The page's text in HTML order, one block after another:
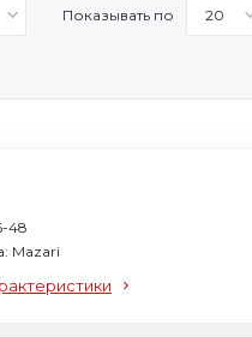
Показывать по
48
Mazari